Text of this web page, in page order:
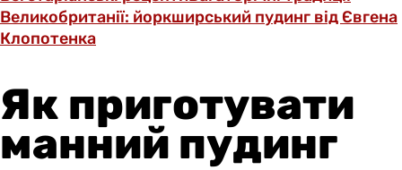
Великобританії: йоркширський пудинг від Євгена
Клопотенка
Як приготувати
манний пудинг